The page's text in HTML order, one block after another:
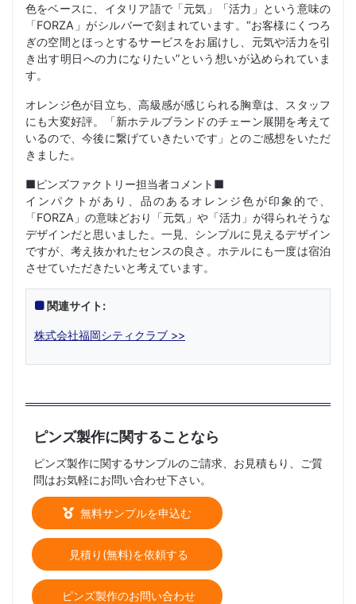
色をベースに、イタリア語で「元気」「活力」という意味の
「FORZA」がシルバーで刻まれています。“お客様にくつろ
ぎの空間とほっとするサービスをお届けし、元気や活力を引
き出す明日への力になりたい”という想いが込められていま
す。
オレンジ色が目立ち、高級感が感じられる胸章は、スタッフ
にも大変好評。「新ホテルブランドのチェーン展開を考えて
いるので、今後に繋げていきたいです」とのご感想をいただ
きました。
■ピンズファクトリー担当者コメント■
インパクトがあり、品のあるオレンジ色が印象的で、
「FORZA」の意味どおり「元気」や「活力」が得られそうな
デザインだと思いました。一見、シンプルに見えるデザイン
ですが、考え抜かれたセンスの良さ。ホテルにも一度は宿泊
させていただきたいと考えています。
関連サイト:
株式会社福岡シティクラブ >>
ピンズ製作に関することなら
ピンズ製作に関するサンプルのご請求、お見積もり、ご質
問はお気軽にお問い合わせ下さい。
無料サンプルを申込む
見積り(無料)を依頼する
ピンズ製作のお問い合わせ